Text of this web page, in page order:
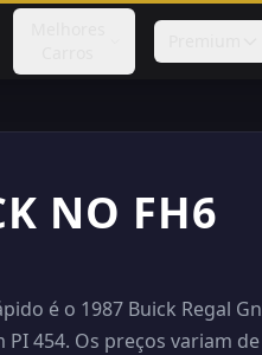
NO FH6
é o 1987 Buick Regal
PI 454. Os preços variam de